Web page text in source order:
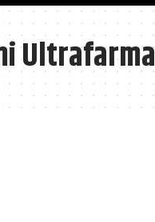
Ultrafarma